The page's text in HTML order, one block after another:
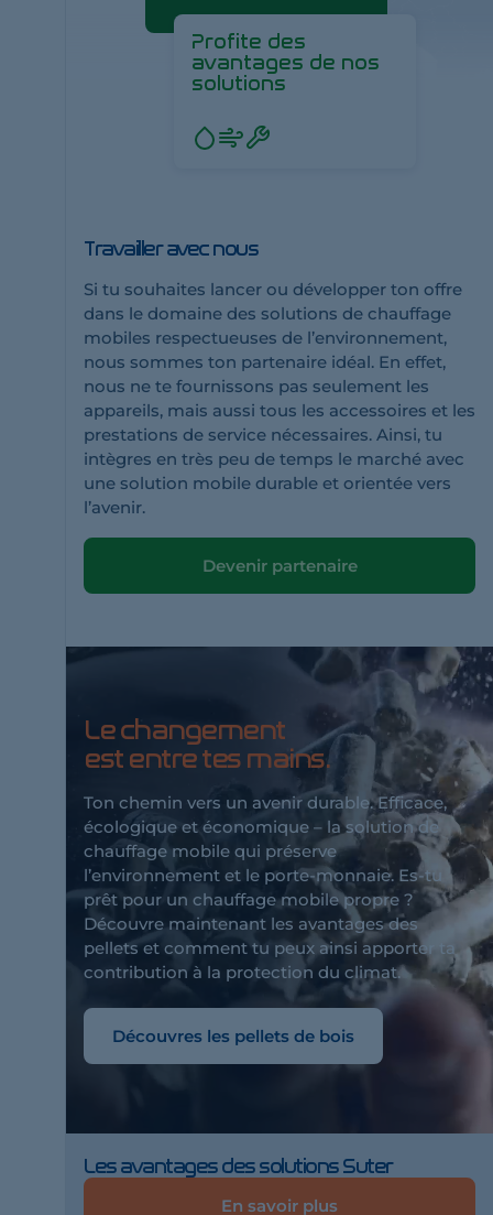
Travailler avec nous
Si tu souhaites lancer ou développer ton offre
dans le domaine des solutions de chauffage
mobiles respectueuses de l’environnement,
nous sommes ton partenaire idéal. En effet,
nous ne te fournissons pas seulement les
appareils, mais aussi tous les accessoires et les
prestations de service nécessaires. Ainsi, tu
intègres en très peu de temps le marché avec
une solution mobile durable et orientée vers
l’avenir.
Devenir partenaire
Profite des
avantages de nos
solutions
Le changement
est entre tes mains.
Ton chemin vers un avenir durable. Efficace,
écologique et économique – la solution de
chauffage mobile qui préserve
l’environnement et le porte-monnaie. Es-tu
prêt pour un chauffage mobile propre ?
Découvre maintenant les avantages des
pellets et comment tu peux ainsi apporter ta
contribution à la protection du climat.
Découvres les pellets de bois
Les avantages des solutions Suter
En savoir plus